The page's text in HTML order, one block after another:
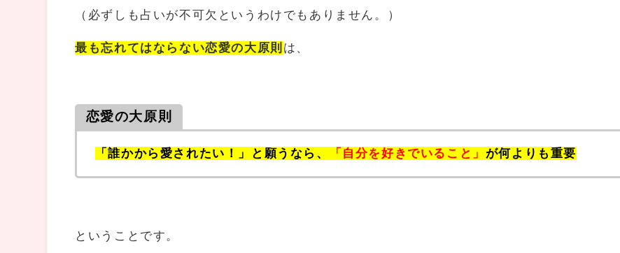
（必ずしも占いが不可欠というわけでもありません。）
最も忘れてはならない恋愛の大原則 は、
恋愛の大原則
「誰かから愛されたい！」と願うなら、 「自分を好きでいること」 が何よりも重要
ということです。